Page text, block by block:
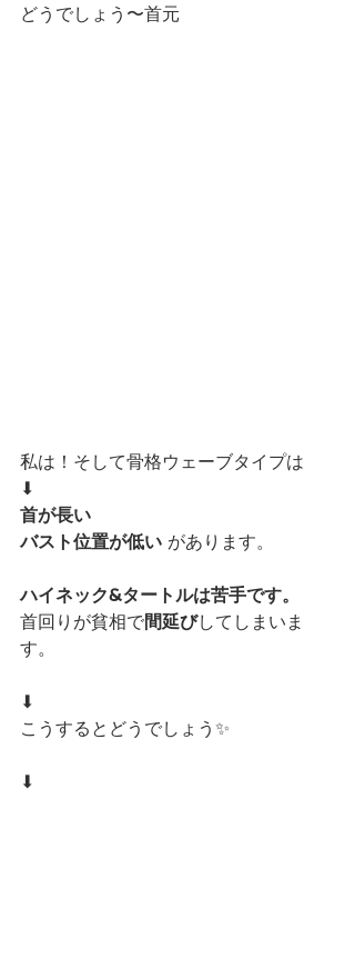
どうでしょう〜首元
私は！そして骨格ウェーブタイプは
⬇︎
首が長い
バスト位置が低い があります。
ハイネック&タートルは苦手です。
首回りが貧相で間延びしてしまいま
す。
⬇︎
こうするとどうでしょう✨
⬇︎